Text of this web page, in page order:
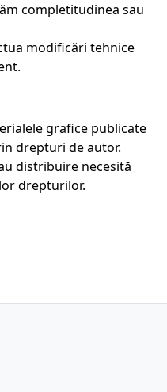
completitudinea sau
modificări tehnice
grafice publicate
drepturi de autor.
distribuire necesită
drepturilor.